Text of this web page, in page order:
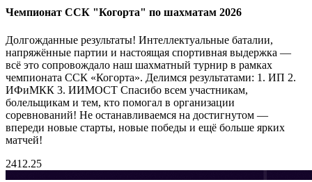
Чемпионат ССК "Когорта" по шахматам 2026
Долгожданные результаты! Интеллектуальные баталии,
напряжённые партии и настоящая спортивная выдержка —
всё это сопровождало наш шахматный турнир в рамках
чемпионата ССК «Когорта». Делимся результатами: 1. ИП 2.
ИФиМКК 3. ИИМОСТ Спасибо всем участникам,
болельщикам и тем, кто помогал в организации
соревнований! Не останавливаемся на достигнутом —
впереди новые старты, новые победы и ещё больше ярких
матчей!
2412.25